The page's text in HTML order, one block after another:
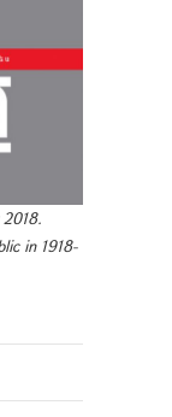
in 1918-